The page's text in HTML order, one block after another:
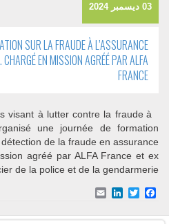
03 ديسمبر 2024
SUR LA FRAUDE À L’ASSURANCE
EN MISSION AGRÉÉ PAR ALFA
FRANCE
visant à lutter contre la fraude à
une journée de formation
de la fraude en assurance
agréé par ALFA France et ex
de la police et de la gendarmerie […]
Facebook
Twitter
LinkedIn